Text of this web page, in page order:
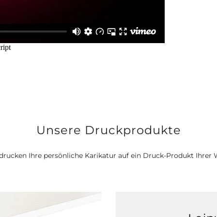
Unsere Druckprodukte
Ihre persönliche Karikatur auf ein Druck-Produkt Ihrer